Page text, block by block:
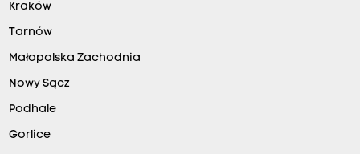
Kraków
Tarnów
Małopolska Zachodnia
Nowy Sącz
Podhale
Gorlice